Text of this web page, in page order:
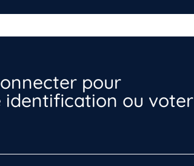
pour
identification ou voter